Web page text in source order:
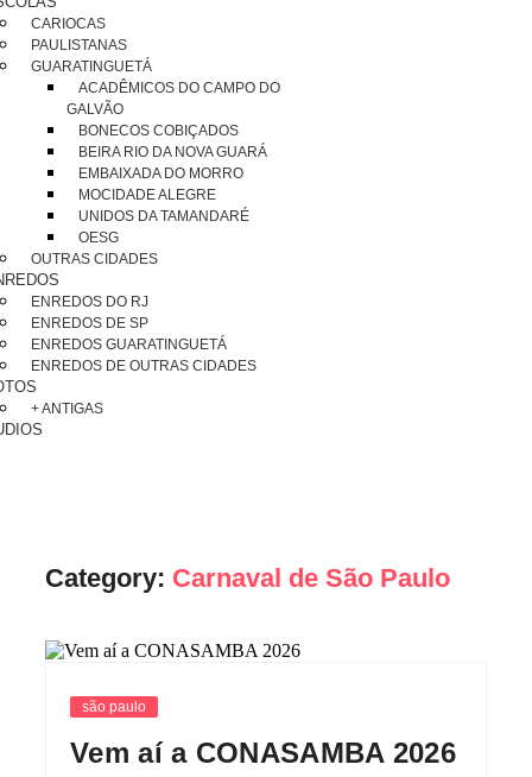
CARIOCAS
PAULISTANAS
GUARATINGUETÁ
ACADÊMICOS DO CAMPO DO
GALVÃO
BONECOS COBIÇADOS
BEIRA RIO DA NOVA GUARÁ
EMBAIXADA DO MORRO
MOCIDADE ALEGRE
UNIDOS DA TAMANDARÉ
OESG
OUTRAS CIDADES
ENREDOS DO RJ
ENREDOS DE SP
ENREDOS GUARATINGUETÁ
ENREDOS DE OUTRAS CIDADES
+ ANTIGAS
Category: Carnaval de São Paulo
são paulo
Vem aí a CONASAMBA 2026